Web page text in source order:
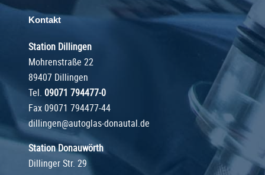
Kontakt
Station Dillingen
Mohrenstraße 22
89407 Dillingen
Tel. 09071 794477-0
Fax 09071 794477-44
dillingen@autoglas-donautal.de
Station Donauwörth
Dillinger Str. 29